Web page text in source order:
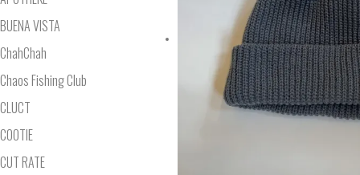
BUENA VISTA
ChahChah
Chaos Fishing Club
CLUCT
COOTIE
CUT RATE